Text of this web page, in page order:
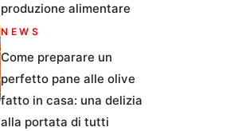
produzione alimentare
NEWS
Come preparare un
perfetto pane alle olive
fatto in casa: una delizia
alla portata di tutti